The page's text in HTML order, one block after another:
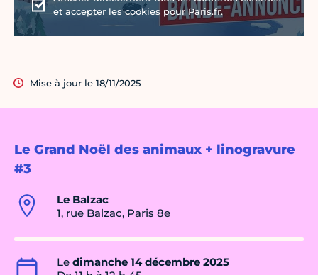
Le Grand Noël des animaux + linogravure
#3
Le Balzac
1, rue Balzac, Paris 8e
Le dimanche 14 décembre 2025
et accepter les cookies pour Paris.fr.
Mise à jour le 18/11/2025